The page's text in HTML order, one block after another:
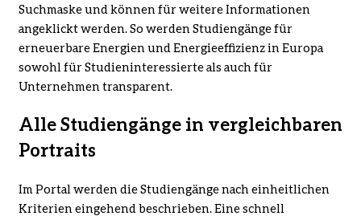
Suchmaske und können für weitere Informationen
angeklickt werden. So werden Studiengänge für
erneuerbare Energien und Energieeffizienz in Europa
sowohl für Studieninteressierte als auch für
Unternehmen transparent.
Alle Studiengänge in vergleichbaren
Portraits
Im Portal werden die Studiengänge nach einheitlichen
Kriterien eingehend beschrieben. Eine schnell